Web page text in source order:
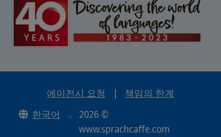
에이전시 요청 |
책임의 한계
한국어
2026 ©
www.sprachcaffe.com